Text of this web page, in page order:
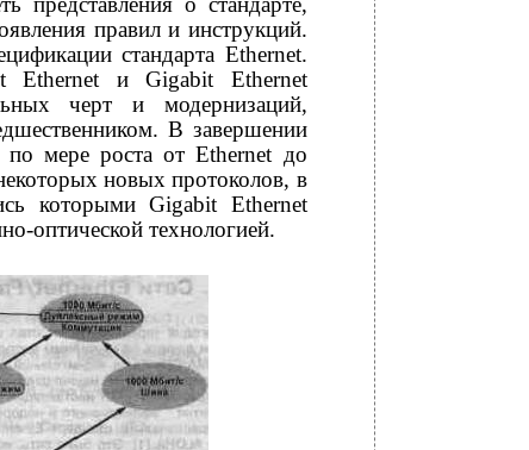
правил и инструкций.
стандарта Ethernet.
Ethernet и Gigabit Ethernet
черт и модернизаций,
В завершении
мере роста от Ethernet до
новых протоколов, в
которыми Gigabit Ethernet
оптической технологией.